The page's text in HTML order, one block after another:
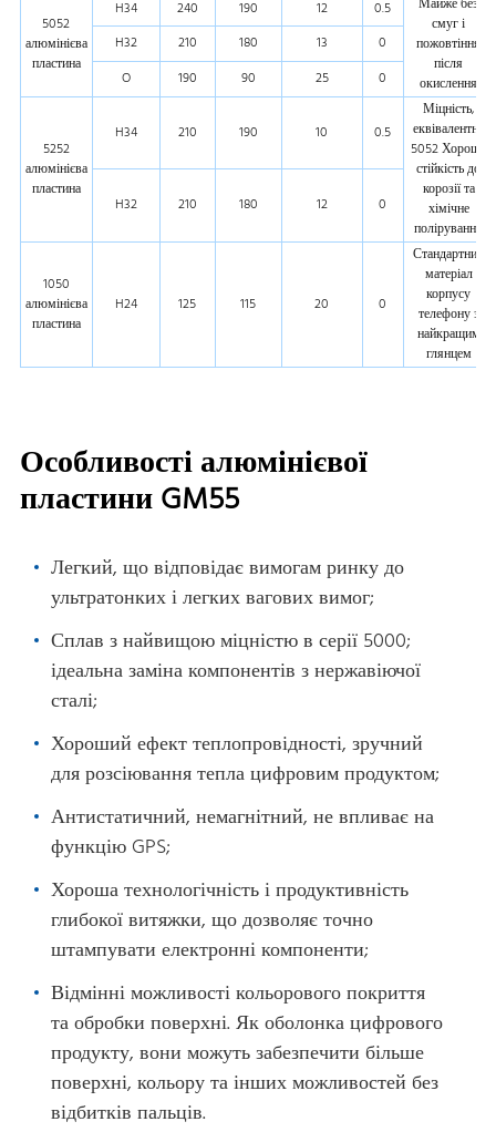
5052
алюмінієва
пластина
H34 240 190 12 0.5
смуг і
пожовтіння
після
окислення
H32 210 180 13
0
O
190 90 25 0
5252
алюмінієва
пластина
H34 210 190 10 0.5
Міцність,
еквівалентна
5052 Хороша
стійкість до
корозії та
хімічне
полірування
H32 210 180 12 0
1050
алюмінієва
пластина
H24 125 115 20 0
Стандартний
матеріал
корпусу
телефону з
найкращим
глянцем
Особливості алюмінієвої
пластини GM55
Легкий, що відповідає вимогам ринку до
ультратонких і легких вагових вимог;
Сплав з найвищою міцністю в серії 5000;
ідеальна заміна компонентів з нержавіючої
сталі;
Хороший ефект теплопровідності, зручний
для розсіювання тепла цифровим продуктом;
Антистатичний, немагнітний, не впливає на
функцію GPS;
Хороша технологічність і продуктивність
глибокої витяжки, що дозволяє точно
штампувати електронні компоненти;
Відмінні можливості кольорового покриття
та обробки поверхні. Як оболонка цифрового
продукту, вони можуть забезпечити більше
поверхні, кольору та інших можливостей без
відбитків пальців.